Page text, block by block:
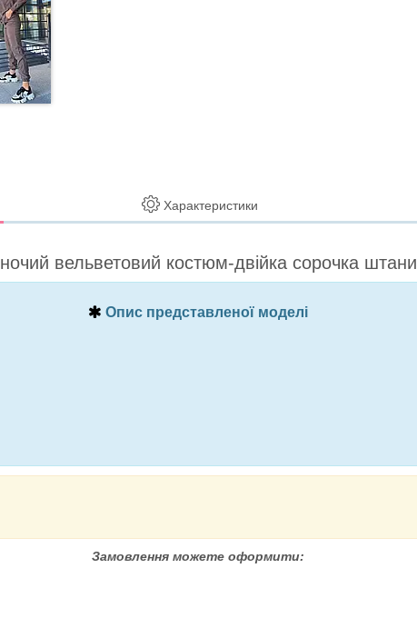
Характеристики
вельветовий костюм-двійка сорочка штани
Опис представленої моделі
Замовлення можете оформити: